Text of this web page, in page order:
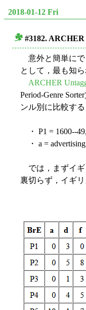
2018-01-12 Fri
#3182.
意外と簡単にで
として，最も知
ARCHER
Period-Genre
ンル別に比較す
・ P1 = 1600--49,
・ a =
では，まずイギ
裏切らず，イギ